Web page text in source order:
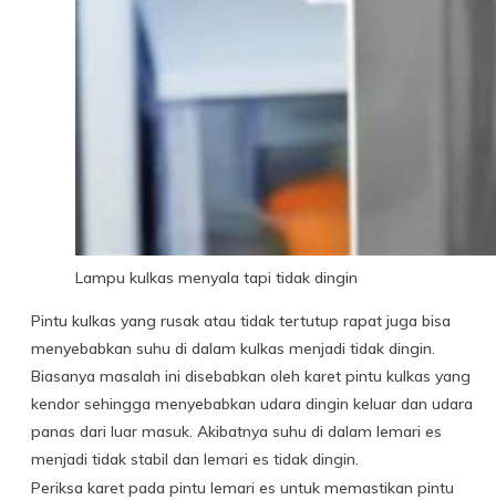
Lampu kulkas menyala tapi tidak dingin
Pintu kulkas yang rusak atau tidak tertutup rapat juga bisa
menyebabkan suhu di dalam kulkas menjadi tidak dingin.
Biasanya masalah ini disebabkan oleh karet pintu kulkas yang
kendor sehingga menyebabkan udara dingin keluar dan udara
panas dari luar masuk. Akibatnya suhu di dalam lemari es
menjadi tidak stabil dan lemari es tidak dingin.
Periksa karet pada pintu lemari es untuk memastikan pintu